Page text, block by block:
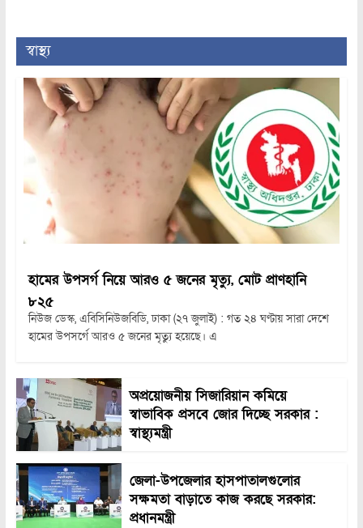
স্বাস্থ্য
হামের উপসর্গ নিয়ে আরও ৫ জনের মৃত্যু, মোট প্রাণহানি
৮২৫
নিউজ ডেস্ক, এবিসিনিউজবিডি, ঢাকা (২৭ জুলাই) : গত ২৪ ঘণ্টায় সারা দেশে
হামের উপসর্গে আরও ৫ জনের মৃত্যু হয়েছে। এ
অপ্রয়োজনীয় সিজারিয়ান কমিয়ে
স্বাভাবিক প্রসবে জোর দিচ্ছে সরকার :
স্বাস্থ্যমন্ত্রী
জেলা-উপজেলার হাসপাতালগুলোর
সক্ষমতা বাড়াতে কাজ করছে সরকার:
প্রধানমন্ত্রী